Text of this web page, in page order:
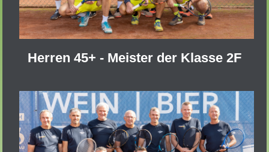
Herren 45+ - Meister der Klasse 2F